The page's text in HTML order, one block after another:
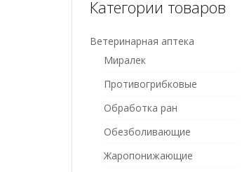
Категории товаров
Ветеринарная аптека
Миралек
Противогрибковые
Обработка ран
Обезболивающие
Жаропонижающие